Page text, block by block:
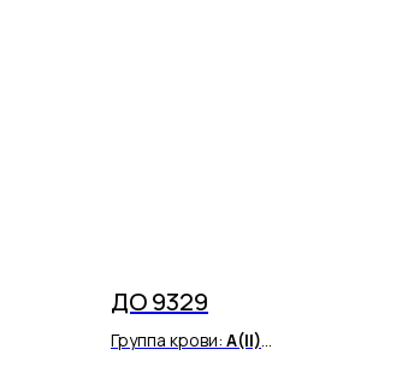
ДО 9329
Группа крови: A(II)